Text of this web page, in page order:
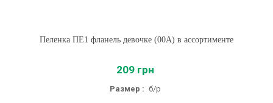
Пеленка ПЕ1 фланель девочке (00A) в ассортименте
209 грн
Размер : б/р